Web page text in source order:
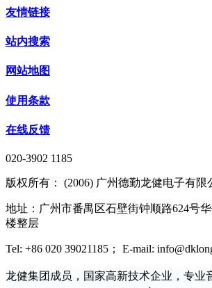
友情链接
站内搜索
网站地图
使用条款
在线反馈
020-3902 1185
版权所有： (2006) 广州德勤龙健电子有限
地址：广州市番禺区石壁街钟顺路624号
楼整层
Tel: +86 020 39021185； E-mail:
龙健集团成员，国家高新技术企业，专业